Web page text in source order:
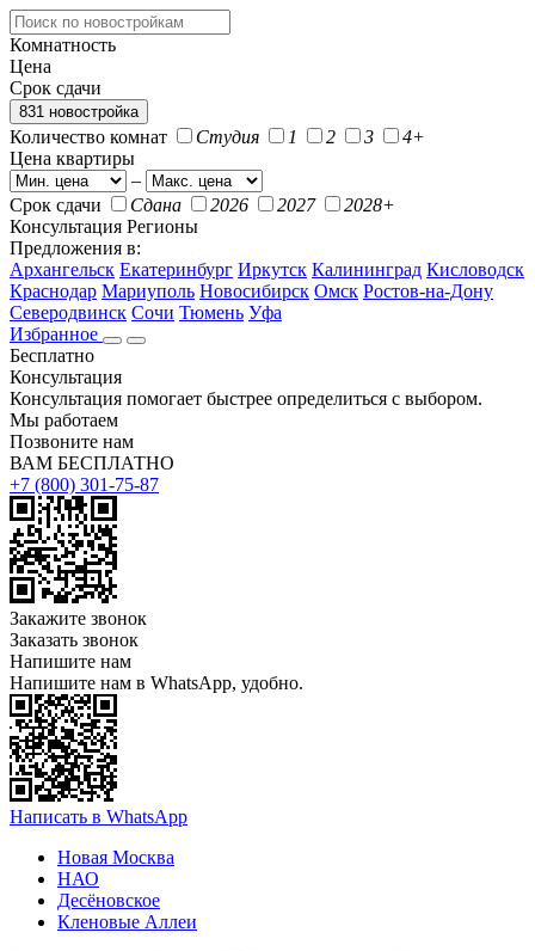
Комнатность
Цена
Срок сдачи
831 новостройка
Количество комнат Студия 1 2 3
4+
Цена квартиры
–
Срок сдачи
Сдана 2026 2027
2028+
Консультация Регионы
Предложения в:
Архангельск Екатеринбург Иркутск Калининград Кисловодск
Краснодар Мариуполь Новосибирск Омск Ростов-на-Дону
Северодвинск Сочи Тюмень Уфа
Избранное
Бесплатно
Консультация
Консультация помогает быстрее определиться с выбором.
Мы работаем
Позвоните нам
ВАМ БЕСПЛАТНО
+7 (800) 301-75-87
Закажите звонок
Заказать звонок
Напишите нам
Напишите нам в WhatsApp, удобно.
Написать в WhatsApp
Новая Москва
НАО
Десёновское
Кленовые Аллеи